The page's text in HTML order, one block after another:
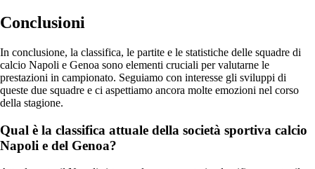
Conclusioni
In conclusione, la classifica, le partite e le statistiche delle squadre di
calcio Napoli e Genoa sono elementi cruciali per valutarne le
prestazioni in campionato. Seguiamo con interesse gli sviluppi di
queste due squadre e ci aspettiamo ancora molte emozioni nel corso
della stagione.
Qual è la classifica attuale della società sportiva calcio
Napoli e del Genoa?